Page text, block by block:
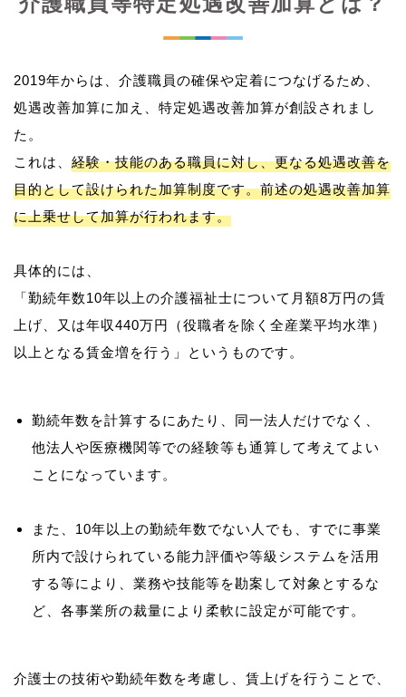
2019年からは、介護職員の確保や定着につなげるため、
処遇改善加算に加え、特定処遇改善加算が創設されまし
た。
これは、 経験・技能のある職員に対し、更なる処遇改善を
目的として設けられた加算制度です。前述の処遇改善加算
に上乗せして加算が行われます。
具体的には、
「勤続年数10年以上の介護福祉士について月額8万円の賃
上げ、又は年収440万円（役職者を除く全産業平均水準）
勤続年数を計算するにあたり、同一法人だけでなく、
他法人や医療機関等での経験等も通算して考えてよい
ことになっています。
また、10年以上の勤続年数でない人でも、すでに事業
所内で設けられている能力評価や等級システムを活用
する等により、業務や技能等を勘案して対象とするな
ど、各事業所の裁量により柔軟に設定が可能です。
介護士の技術や勤続年数を考慮し、賃上げを行うことで、